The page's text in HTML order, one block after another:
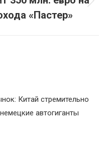
«Пастер»
Китай стремительно
автогиганты